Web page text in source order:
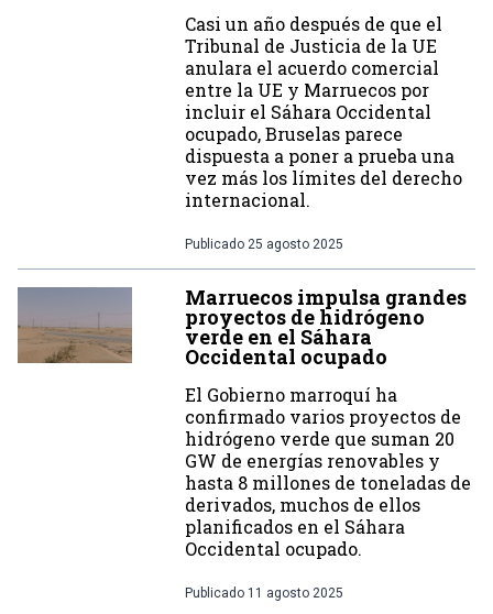
Casi un año después de que el
Tribunal de Justicia de la UE
anulara el acuerdo comercial
entre la UE y Marruecos por
incluir el Sáhara Occidental
ocupado, Bruselas parece
dispuesta a poner a prueba una
vez más los límites del derecho
internacional.
Publicado 25 agosto 2025
Marruecos impulsa grandes
proyectos de hidrógeno
verde en el Sáhara
Occidental ocupado
El Gobierno marroquí ha
confirmado varios proyectos de
hidrógeno verde que suman 20
GW de energías renovables y
hasta 8 millones de toneladas de
derivados, muchos de ellos
planificados en el Sáhara
Occidental ocupado.
Publicado 11 agosto 2025